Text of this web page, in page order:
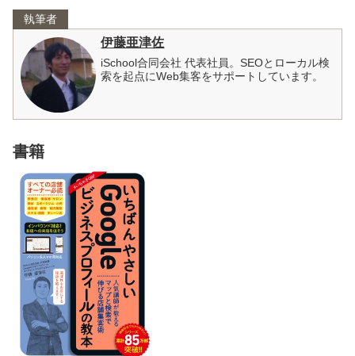
執筆者
伊藤亜津佐
iSchool合同会社 代表社員。SEOとローカル検
索を起点にWeb集客をサポートしています。
書籍